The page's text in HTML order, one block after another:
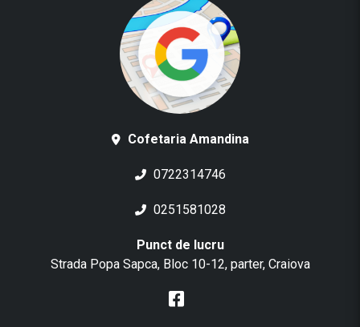
Cofetaria Amandina
0722314746
0251581028
Punct de lucru
Strada Popa Sapca, Bloc 10-12, parter, Craiova